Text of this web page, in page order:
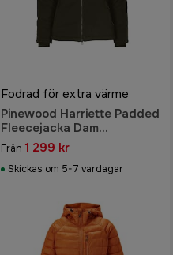
Fodrad för extra värme
Pinewood Harriette Padded
Fleecejacka Dam
Green/Suede Brown
Från 1 299 kr
Skickas om 5-7 vardagar